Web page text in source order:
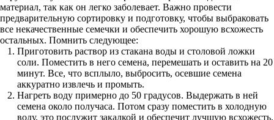
материал, так как он легко заболевает. Важно провести
предварительную сортировку и подготовку, чтобы выбраковать
все некачественные семечки и обеспечить хорошую всхожесть
остальных. Помнить следующее:
Приготовить раствор из стакана воды и столовой ложки
соли. Поместить в него семена, перемешать и оставить на 20
минут. Все, что всплыло, выбросить, осевшие семена
аккуратно извлечь и промыть.
Нагреть воду примерно до 50 градусов. Выдержать в ней
семена около получаса. Потом сразу поместить в холодную
воду, это послужит закалкой и обеспечит лучшую всхожесть.